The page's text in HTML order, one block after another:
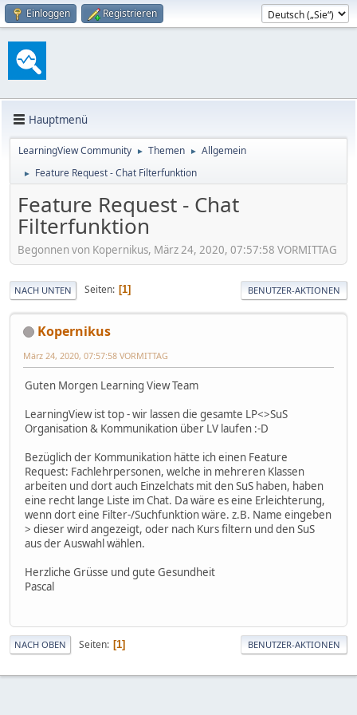
Einloggen Registrieren
Hauptmenü
LearningView Community ► Themen ► Allgemein
► Feature Request - Chat Filterfunktion
Feature Request - Chat
Filterfunktion
Begonnen von Kopernikus, März 24, 2020, 07:57:58 VORMITTAG
NACH UNTEN Seiten 1 BENUTZER-AKTIONEN
Kopernikus
März 24, 2020, 07:57:58 VORMITTAG
Guten Morgen Learning View Team
LearningView ist top - wir lassen die gesamte LP<>SuS
Organisation & Kommunikation über LV laufen :-D
Bezüglich der Kommunikation hätte ich einen Feature
Request: Fachlehrpersonen, welche in mehreren Klassen
arbeiten und dort auch Einzelchats mit den SuS haben, haben
eine recht lange Liste im Chat. Da wäre es eine Erleichterung,
wenn dort eine Filter-/Suchfunktion wäre. z.B. Name eingeben
> dieser wird angezeigt, oder nach Kurs filtern und den SuS
aus der Auswahl wählen.
Herzliche Grüsse und gute Gesundheit
Pascal
NACH OBEN Seiten 1 BENUTZER-AKTIONEN